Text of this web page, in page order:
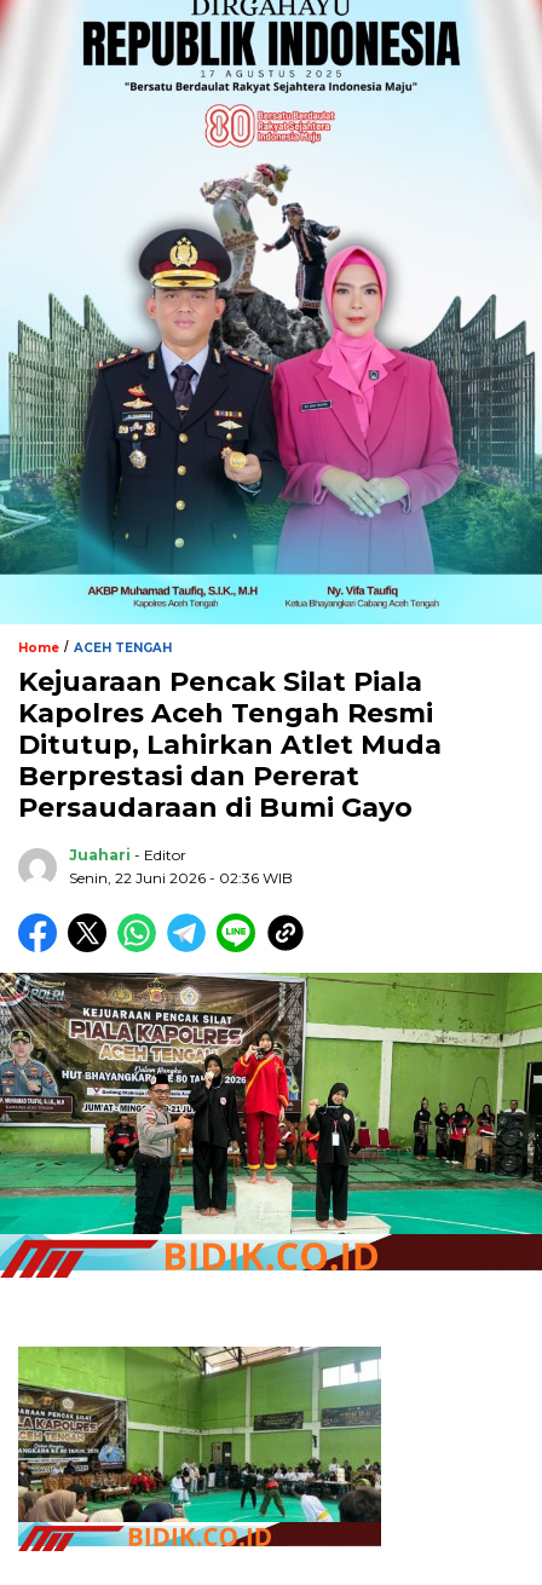
Home / ACEH TENGAH
Kejuaraan Pencak Silat Piala
Kapolres Aceh Tengah Resmi
Ditutup, Lahirkan Atlet Muda
Berprestasi dan Pererat
Persaudaraan di Bumi Gayo
Juahari - Editor
Senin, 22 Juni 2026 - 02:36 WIB